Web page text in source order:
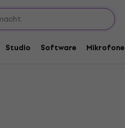
Studio Software Mikrofone